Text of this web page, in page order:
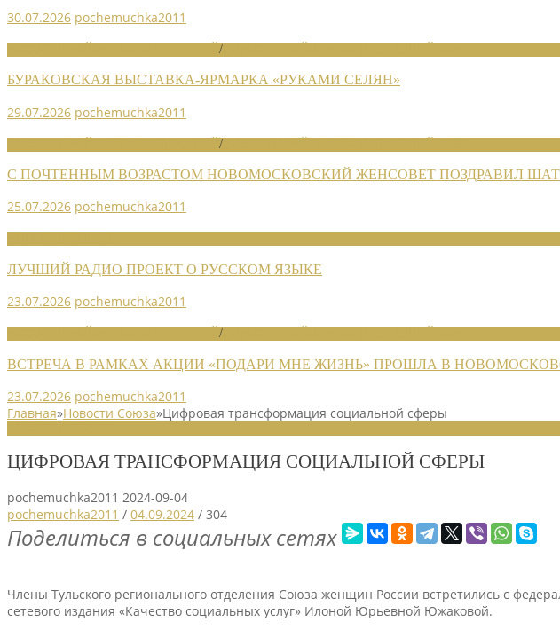
30.07.2026 pochemuchka2011
/
БУРАКОВСКАЯ ВЫСТАВКА-ЯРМАРКА «РУКАМИ СЕЛЯН»
29.07.2026 pochemuchka2011
/
С ПОЧТЕННЫМ ВОЗРАСТОМ НОВОМОСКОВСКИЙ ЖЕНСОВЕТ ПОЗДРАВИЛ
25.07.2026 pochemuchka2011
ЛУЧШИЙ РАДИО ПРОЕКТ О РУССКОМ ЯЗЫКЕ
23.07.2026 pochemuchka2011
/
ВСТРЕЧА В РАМКАХ АКЦИИ «ПОДАРИ МНЕ ЖИЗНЬ» ПРОШЛА В
23.07.2026 pochemuchka2011
Главная»Новости Союза»Цифровая трансформация социальной сферы
ЦИФРОВАЯ ТРАНСФОРМАЦИЯ СОЦИАЛЬНОЙ СФЕРЫ
pochemuchka2011 2024-09-04
pochemuchka2011 / 04.09.2024 / 304
Поделиться в социальных сетях
Члены Тульского регионального отделения Союза женщин России встретились с
сетевого издания «Качество социальных услуг» Илоной Юрьевной Южаковой.